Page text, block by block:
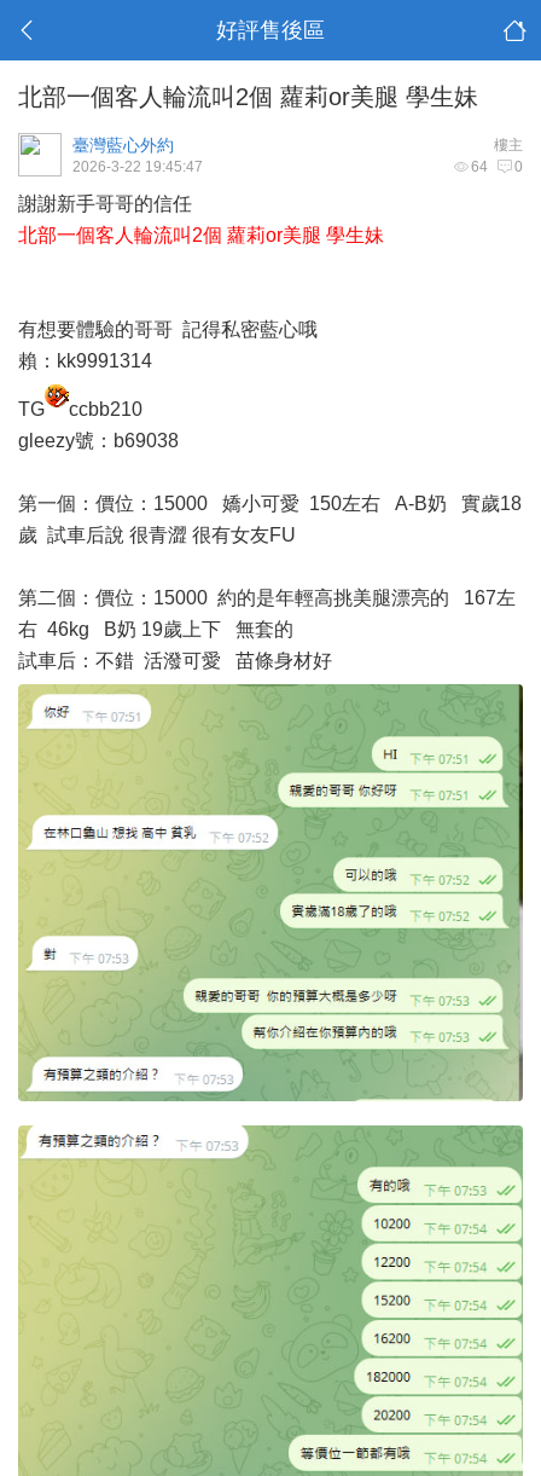
好評售後區
北部一個客人輪流叫2個 蘿莉or美腿 學生妹
樓主
臺灣藍心外約
64 0
2026-3-22 19:45:47
謝謝新手哥哥的信任
北部一個客人輪流叫2個 蘿莉or美腿 學生妹
有想要體驗的哥哥 記得私密藍心哦
賴：kk9991314
TG
ccbb210
gleezy號：b69038
第一個：價位：15000 嬌小可愛 150左右 A-B奶 實歲18
歲 試車后說 很青澀 很有女友FU
第二個：價位：15000 約的是年輕高挑美腿漂亮的 167左
右 46kg B奶 19歲上下 無套的
試車后：不錯 活潑可愛 苗條身材好